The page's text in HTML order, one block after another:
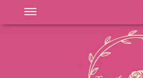
to